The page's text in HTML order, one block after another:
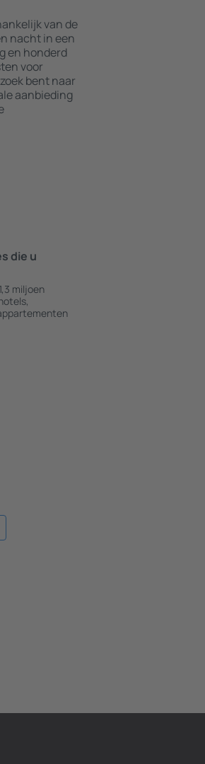
van de
nacht in een
en honderd
voor
bent naar
aanbieding
die u
miljoen